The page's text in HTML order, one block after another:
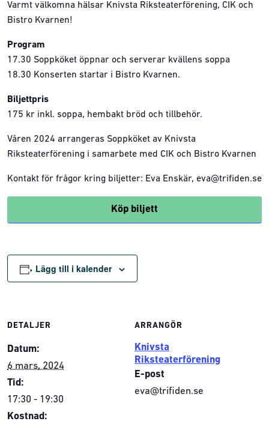
Varmt välkomna hälsar Knivsta Riksteaterförening, CIK och
Bistro Kvarnen!
Program
17.30 Soppköket öppnar och serverar kvällens soppa
18.30 Konserten startar i Bistro Kvarnen.
Biljettpris
175 kr inkl. soppa, hembakt bröd och tillbehör.
Våren 2024 arrangeras Soppköket av Knivsta
Riksteaterförening i samarbete med CIK och Bistro Kvarnen
Kontakt för frågor kring biljetter: Eva Enskär, eva@trifiden.se
Köp biljett
Lägg till i kalender
DETALJER
Datum:
6 mars, 2024
Tid:
17:30 - 19:30
Kostnad:
ARRANGÖR
Knivsta
Riksteaterförening
E-post
eva@trifiden.se